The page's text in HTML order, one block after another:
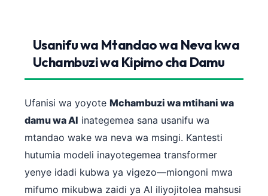
Usanifu wa Mtandao wa Neva kwa
Uchambuzi wa Kipimo cha Damu
Ufanisi wa yoyote Mchambuzi wa mtihani wa
damu wa AI inategemea sana usanifu wa
mtandao wake wa neva wa msingi. Kantesti
hutumia modeli inayotegemea transformer
yenye idadi kubwa ya vigezo—miongoni mwa
mifumo mikubwa zaidi ya AI iliyojitolea mahsusi
Suomi
Hrvatski
پښتو
සිංහල
অসমীয়া